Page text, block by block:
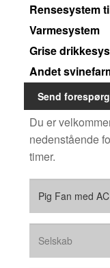
Rensesystem
Varmesystem
Grise
Andet
Send
Du er
nedenstående
timer.